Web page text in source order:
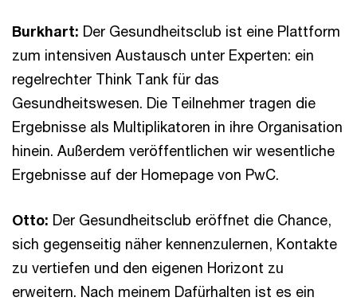
Burkhart: Der Gesundheitsclub ist eine Plattform
zum intensiven Austausch unter Experten: ein
regelrechter Think Tank für das
Gesundheitswesen. Die Teilnehmer tragen die
Ergebnisse als Multiplikatoren in ihre Organisation
hinein. Außerdem veröffentlichen wir wesentliche
Ergebnisse auf der Homepage von PwC.
Otto: Der Gesundheitsclub eröffnet die Chance,
sich gegenseitig näher kennenzulernen, Kontakte
zu vertiefen und den eigenen Horizont zu
erweitern. Nach meinem Dafürhalten ist es ein